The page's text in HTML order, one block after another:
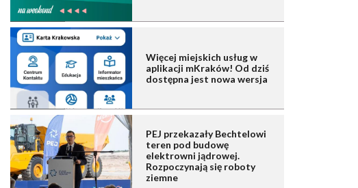
Więcej miejskich usług w
aplikacji mKraków! Od dziś
dostępna jest nowa wersja
PEJ przekazały Bechtelowi
teren pod budowę
elektrowni jądrowej.
Rozpoczynają się roboty
ziemne